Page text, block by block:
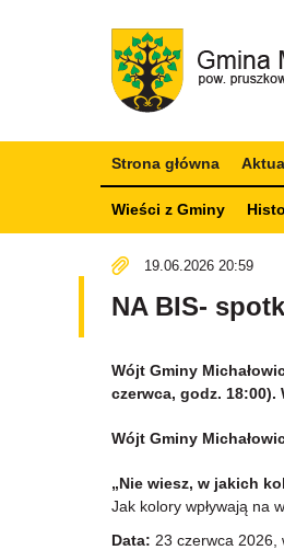
Strona główna
Wieści z Gminy
19.06.2026 20:59
NA BIS-
Wójt Gminy
czerwca, godz. 18:00).
Wójt Gminy
„Nie wiesz, w jakich
Jak kolory wpływają na
Data: 23 czerwca 2026,